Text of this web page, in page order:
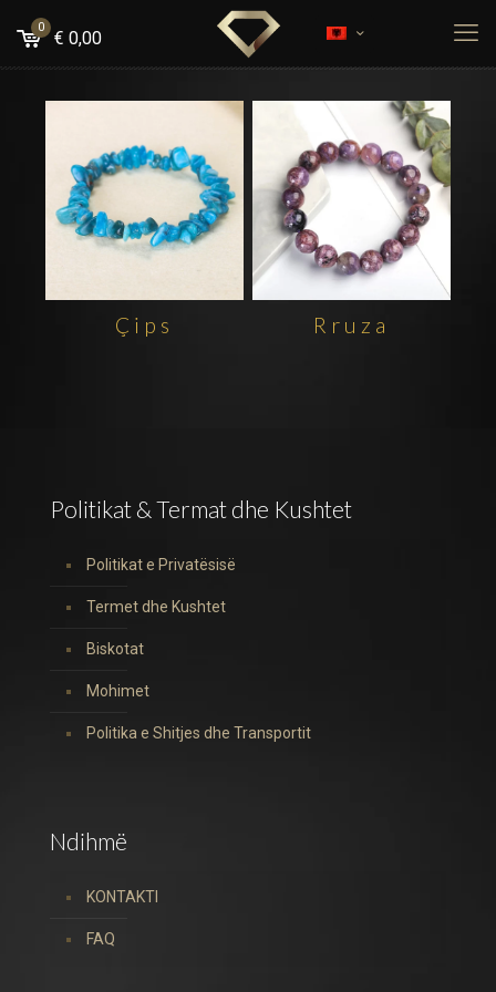
0
€ 0,00
Çips Rruza
Politikat & Termat dhe Kushtet
Politikat e Privatësisë
Termet dhe Kushtet
Biskotat
Mohimet
Politika e Shitjes dhe Transportit
Ndihmë
KONTAKTI
FAQ